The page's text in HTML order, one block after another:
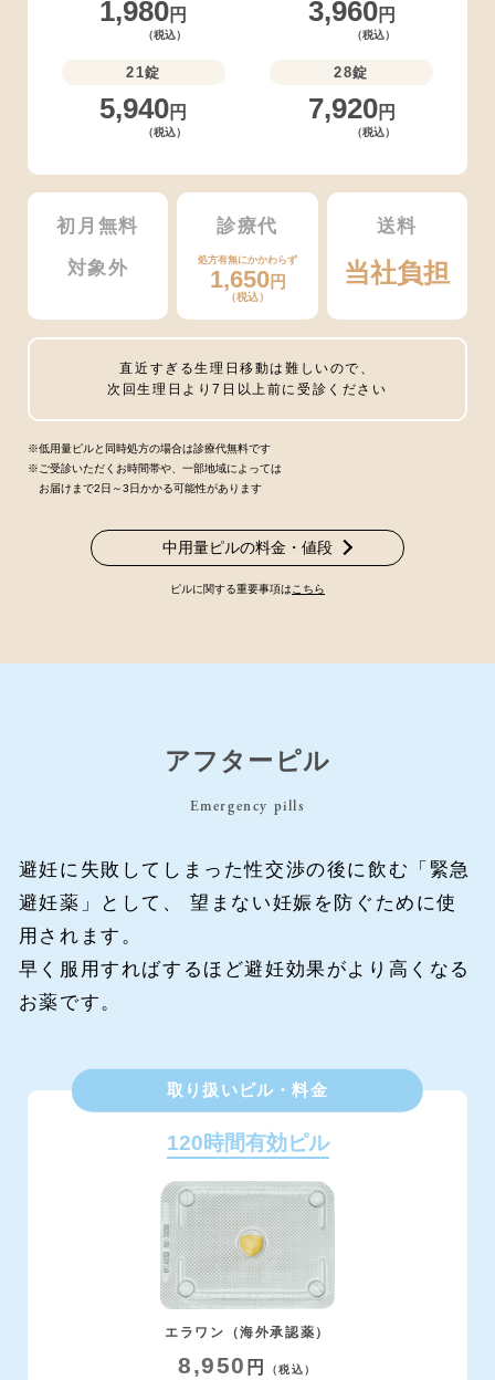
1,980円
（税込）
3,960円
（税込）
21錠
5,940円
（税込）
28錠
7,920円
（税込）
初月無料
対象外
診療代
処方有無にかかわらず
1,650円
（税込）
送料
当社負担
直近すぎる生理日移動は難しいので、
次回生理日より7日以上前に受診ください
※低用量ピルと同時処方の場合は診療代無料です
※ご受診いただくお時間帯や、一部地域によっては
お届けまで2日～3日かかる可能性があります
中用量ピルの料金・値段
ピルに関する重要事項は こちら
アフターピル
Emergency pills
避妊に失敗してしまった性交渉の後に飲む「緊急
避妊薬」として、
望まない妊娠を防ぐために使
用されます。
早く服用すればするほど避妊効果がより高くなる
お薬です。
取り扱いピル・料金
120時間有効ピル
エラワン（海外承認薬）
8,950 円 （税込）